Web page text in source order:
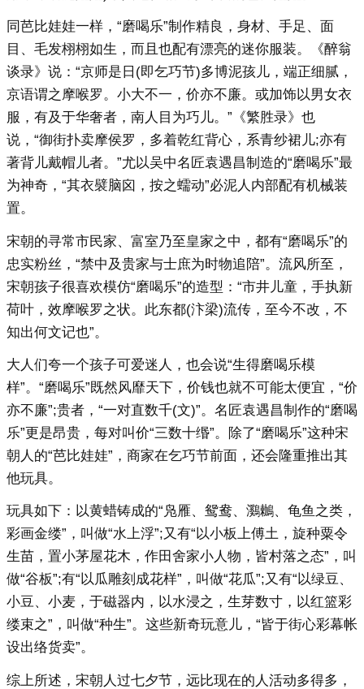
同芭比娃娃一样，“磨喝乐”制作精良，身材、手足、面
目、毛发栩栩如生，而且也配有漂亮的迷你服装。《醉翁
谈录》说：“京师是日(即乞巧节)多博泥孩儿，端正细腻，
京语谓之摩喉罗。小大不一，价亦不廉。或加饰以男女衣
服，有及于华奢者，南人目为巧儿。”《繁胜录》也
说，“御街扑卖摩侯罗，多着乾红背心，系青纱裙儿;亦有
著背儿戴帽儿者。”尤以吴中名匠袁遇昌制造的“磨喝乐”最
为神奇，“其衣襞脑囟，按之蠕动”必泥人内部配有机械装
置。
宋朝的寻常市民家、富室乃至皇家之中，都有“磨喝乐”的
忠实粉丝，“禁中及贵家与士庶为时物追陪”。流风所至，
宋朝孩子很喜欢模仿“磨喝乐”的造型：“市井儿童，手执新
荷叶，效摩喉罗之状。此东都(汴梁)流传，至今不改，不
知出何文记也”。
大人们夸一个孩子可爱迷人，也会说“生得磨喝乐模
样”。“磨喝乐”既然风靡天下，价钱也就不可能太便宜，“价
亦不廉”;贵者，“一对直数千(文)”。名匠袁遇昌制作的“磨喝
乐”更是昂贵，每对叫价“三数十缗”。除了“磨喝乐”这种宋
朝人的“芭比娃娃”，商家在乞巧节前面，还会隆重推出其
他玩具。
玩具如下：以黄蜡铸成的“凫雁、鸳鸯、鸂鶒、龟鱼之类，
彩画金缕”，叫做“水上浮”;又有“以小板上傅土，旋种粟令
生苗，置小茅屋花木，作田舍家小人物，皆村落之态”，叫
做“谷板”;有“以瓜雕刻成花样”，叫做“花瓜”;又有“以绿豆、
小豆、小麦，于磁器内，以水浸之，生芽数寸，以红篮彩
缕束之”，叫做“种生”。这些新奇玩意儿，“皆于街心彩幕帐
设出络货卖”。
综上所述，宋朝人过七夕节，远比现在的人活动多得多，